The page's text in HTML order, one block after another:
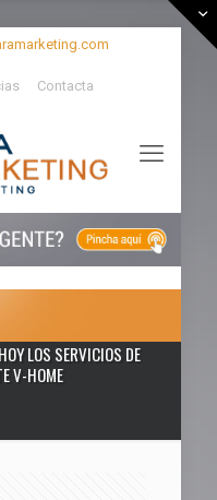
Contacta
LOS SERVICIOS DE
V-HOME